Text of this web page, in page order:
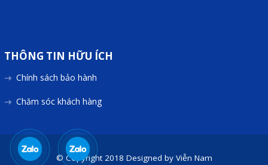
THÔNG TIN HỮU ÍCH
Chính sách bảo hành
Chăm sóc khách hàng
© Copyright 2018 Designed by Viễn Nam